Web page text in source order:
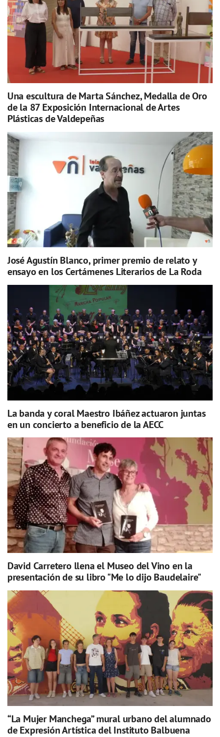
Una escultura de Marta Sánchez, Medalla de Oro
de la 87 Exposición Internacional de Artes
Plásticas de Valdepeñas
José Agustín Blanco, primer premio de relato y
ensayo en los Certámenes Literarios de La Roda
La banda y coral Maestro Ibáñez actuaron juntas
en un concierto a beneficio de la AECC
David Carretero llena el Museo del Vino en la
presentación de su libro "Me lo dijo Baudelaire"
“La Mujer Manchega” mural urbano del alumnado
de Expresión Artística del Instituto Balbuena